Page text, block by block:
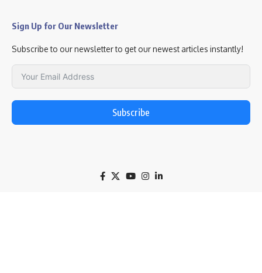
Sign Up for Our Newsletter
Subscribe to our newsletter to get our newest articles instantly!
Subscribe